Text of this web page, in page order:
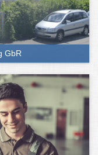
GbR